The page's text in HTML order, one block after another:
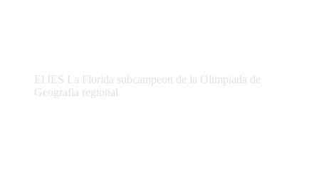
El IES La Florida subcampeon de la Olimpiada de
Geografia regional